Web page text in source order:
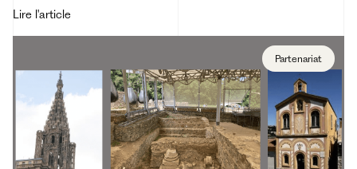
Lire l'article
Partenariat